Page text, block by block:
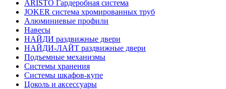
ARISTO Гардеробная система
JOKER система хромированных труб
Алюминиевые профили
Навесы
НАЙДИ раздвижные двери
НАЙДИ-ЛАЙТ раздвижные двери
Подъемные механизмы
Системы хранения
Системы шкафов-купе
Цоколь и аксессуары